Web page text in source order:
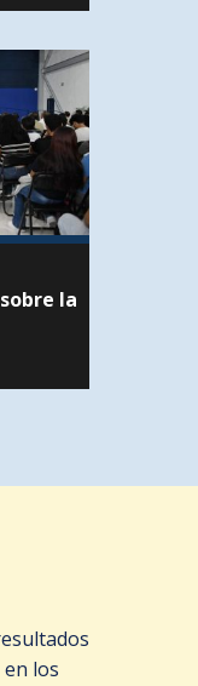
la
los